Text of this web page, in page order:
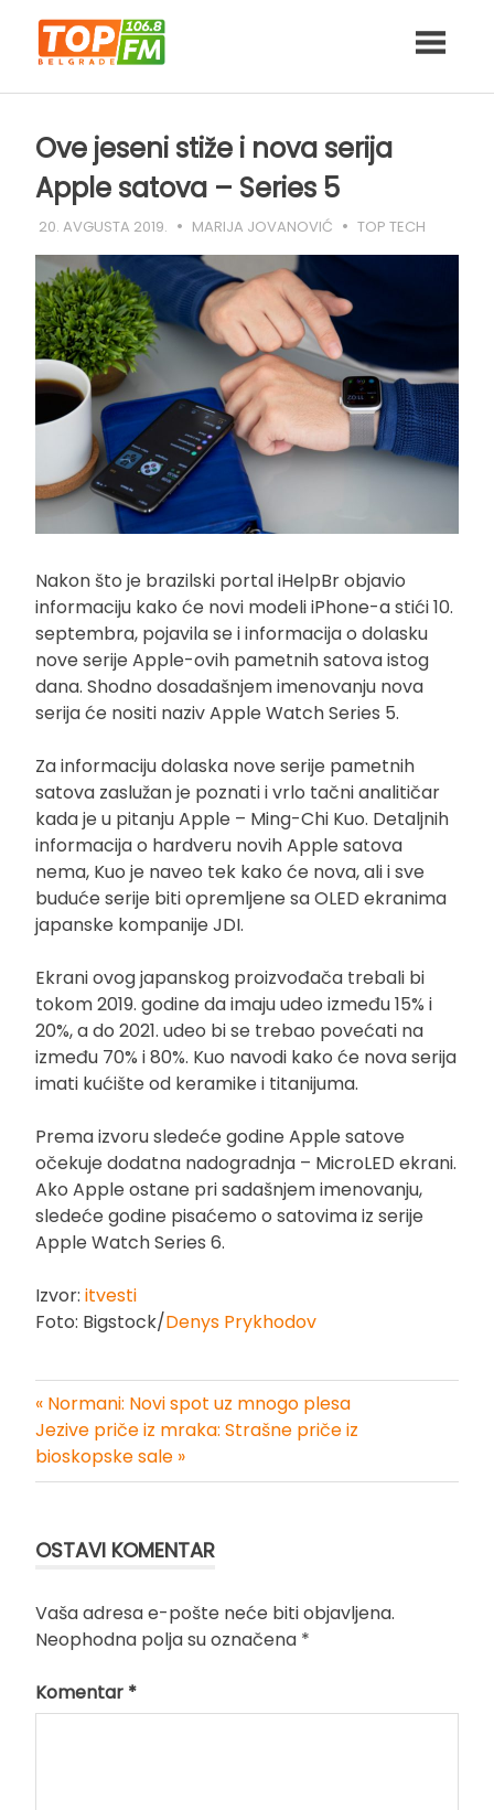
content
Ove jeseni stiže i nova serija
Apple satova – Series 5
20. AVGUSTA 2019. MARIJA JOVANOVIĆ TOP TECH
Nakon što je brazilski portal iHelpBr objavio
informaciju kako će novi modeli iPhone-a stići 10.
septembra, pojavila se i informacija o dolasku
nove serije Apple-ovih pametnih satova istog
dana. Shodno dosadašnjem imenovanju nova
serija će nositi naziv Apple Watch Series 5.
Za informaciju dolaska nove serije pametnih
satova zaslužan je poznati i vrlo tačni analitičar
kada je u pitanju Apple – Ming-Chi Kuo. Detaljnih
informacija o hardveru novih Apple satova
nema, Kuo je naveo tek kako će nova, ali i sve
buduće serije biti opremljene sa OLED ekranima
japanske kompanije JDI.
Ekrani ovog japanskog proizvođača trebali bi
tokom 2019. godine da imaju udeo između 15% i
20%, a do 2021. udeo bi se trebao povećati na
između 70% i 80%. Kuo navodi kako će nova serija
imati kućište od keramike i titanijuma.
Prema izvoru sledeće godine Apple satove
očekuje dodatna nadogradnja – MicroLED ekrani.
Ako Apple ostane pri sadašnjem imenovanju,
sledeće godine pisaćemo o satovima iz serije
Apple Watch Series 6.
Izvor: itvesti
Foto: Bigstock/Denys Prykhodov
Kretanje
članka
« Normani: Novi spot uz mnogo plesa
Jezive priče iz mraka: Strašne priče iz
bioskopske sale »
OSTAVI KOMENTAR
Vaša adresa e-pošte neće biti objavljena.
Neophodna polja su označena *
Komentar *